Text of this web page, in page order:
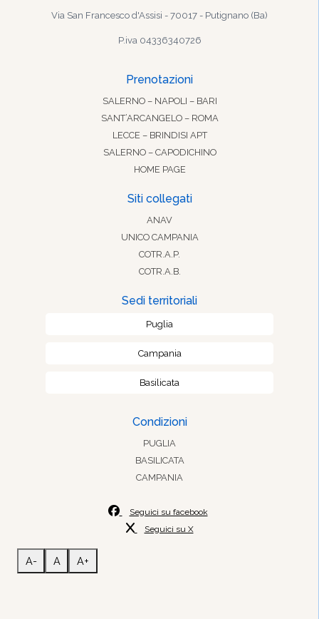
Via San Francesco d'Assisi - 70017 - Putignano (Ba)
P.iva 04336340726
Prenotazioni
SALERNO – NAPOLI – BARI
SANT’ARCANGELO – ROMA
LECCE – BRINDISI APT
SALERNO – CAPODICHINO
HOME PAGE
Siti collegati
ANAV
UNICO CAMPANIA
COTR.A.P.
COTR.A.B.
Sedi territoriali
Puglia
Campania
Basilicata
Condizioni
PUGLIA
BASILICATA
CAMPANIA
Seguici su facebook
Seguici su X
A- A A+